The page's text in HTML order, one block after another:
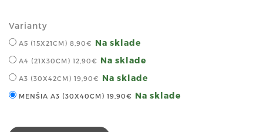
Varianty
A5 (15X21CM) 8,90€ Na sklade
A4 (21X30CM) 12,90€ Na sklade
A3 (30X42CM) 19,90€ Na sklade
MENŠIA A3 (30X40CM) 19,90€ Na sklade